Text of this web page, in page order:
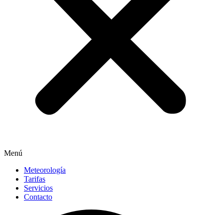
Menú
Meteorología
Tarifas
Servicios
Contacto